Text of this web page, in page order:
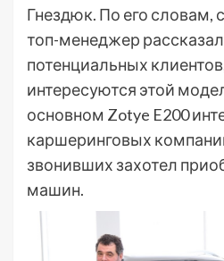
Гнездюк. По его словам,
топ-менеджер рассказал
потенциальных
интересуются этой
основном Zotye E200
каршеринговых
звонивших захотел
машин.